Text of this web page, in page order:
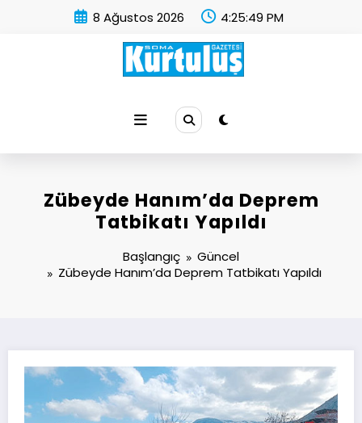
8 Ağustos 2026 4:25:50 PM
Zübeyde Hanım’da Deprem
Tatbikatı Yapıldı
Başlangıç
Güncel
Zübeyde Hanım’da Deprem Tatbikatı Yapıldı